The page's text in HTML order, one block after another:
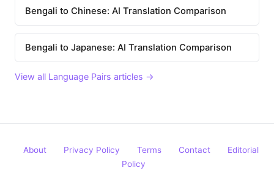
Bengali to Chinese: AI Translation Comparison
Bengali to Japanese: AI Translation Comparison
View all Language Pairs articles →
About Privacy Policy Terms Contact
Editorial
Policy